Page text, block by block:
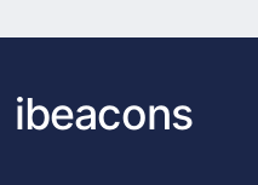
ibeacons